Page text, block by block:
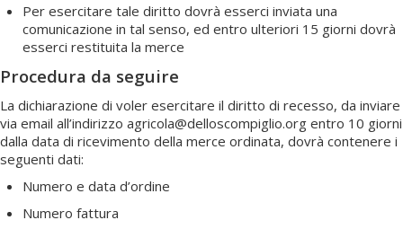
Per esercitare tale diritto dovrà esserci inviata una
comunicazione in tal senso, ed entro ulteriori 15 giorni dovrà
esserci restituita la merce
Procedura da seguire
La dichiarazione di voler esercitare il diritto di recesso, da inviare
via email all’indirizzo agricola@delloscompiglio.org entro 10 giorni
dalla data di ricevimento della merce ordinata, dovrà contenere i
seguenti dati:
Numero e data d’ordine
Numero fattura